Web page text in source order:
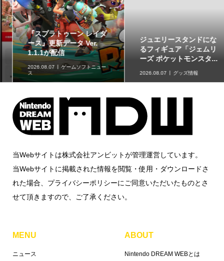
ジュエリースタンドにな
るフィギュア「ジェムリ
ーズ ポケットモンスタ...
2026.08.07 グッズ情報
草タイプのポケモンが集
合！「ポケットモンスタ
ー スイングコレクショ...
2026.08.07 グッズ情報
当Webサイトは株式会社アンビットが管理運営しています。
当Webサイトに掲載された情報を閲覧・使用・ダウンロードさ
れた場合、プライバシーポリシーにご同意いただいたものとさ
せて頂きますので、ご了承ください。
MENU
ニュース
ABOUT
Nintendo DREAM WEBとは